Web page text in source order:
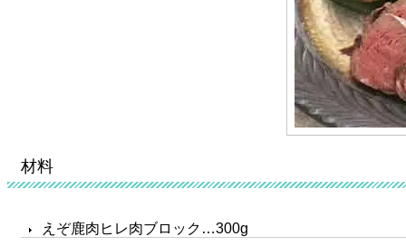
材料
えぞ鹿肉ヒレ肉ブロック…300g